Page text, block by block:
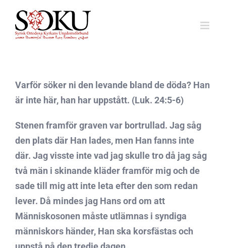
innehållet
Varför söker ni den levande bland de döda? Han
är inte här, han har uppstått. (Luk. 24:5-6)
Stenen framför graven var bortrullad. Jag såg
den plats där Han lades, men Han fanns inte
där. Jag visste inte vad jag skulle tro då jag såg
två män i skinande kläder framför mig och de
sade till mig att inte leta efter den som redan
lever. Då mindes jag Hans ord om att
Människosonen måste utlämnas i syndiga
människors händer, Han ska korsfästas och